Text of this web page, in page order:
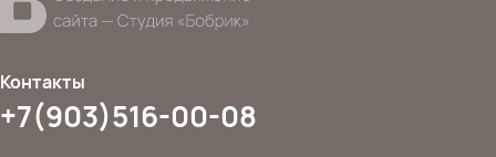
Контакты
+7(903)516-00-08